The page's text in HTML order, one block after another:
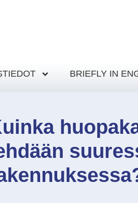
BRIEFLY IN